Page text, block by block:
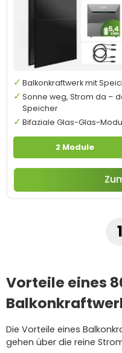
2 Module
Balkonkraftwerk mit
Sonne weg, Strom da –
Speicher
Bifaziale Glas-Glas-
1
Vorteile eines
Die Vorteile eines
gehen über die reine